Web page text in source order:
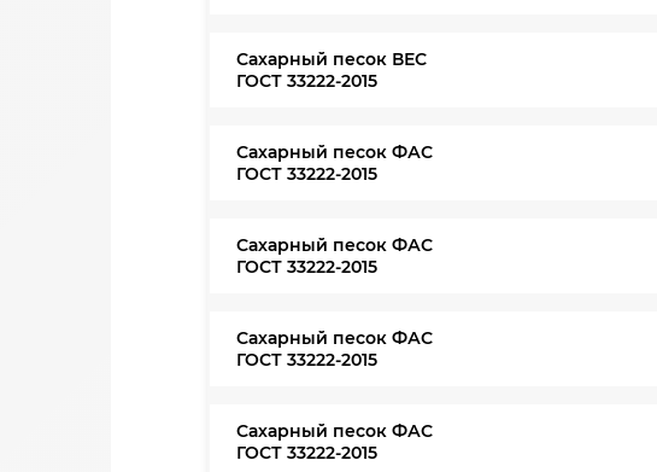
Сахарный песок ВЕС
ГОСТ 33222-2015
Сахарный песок ФАС
ГОСТ 33222-2015
Сахарный песок ФАС
ГОСТ 33222-2015
Сахарный песок ФАС
ГОСТ 33222-2015
Сахарный песок ФАС
ГОСТ 33222-2015